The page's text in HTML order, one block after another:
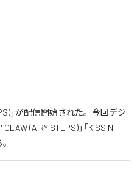
」が配信開始された。今回デジ
(AIRY STEPS)」「KISSIN'